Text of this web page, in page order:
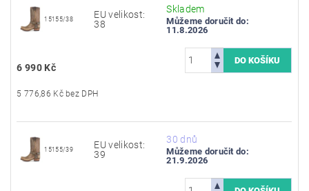
15155/38
EU velikost:
38
Skladem
Můžeme doručit do:
11.8.2026
6 990 Kč
5 776,86 Kč bez DPH
15155/39
EU velikost:
39
30 dnů
Můžeme doručit do:
21.9.2026